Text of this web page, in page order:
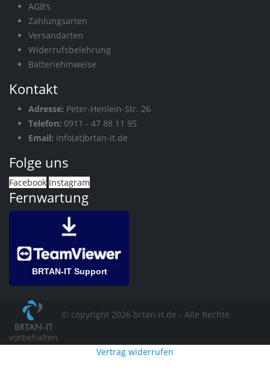
AGB’s
Zahlungsarten
Versandarten
Widerrufsbelehrung
Batteriehinweise
Kontakt
Adresse: Peter-Henlein-Str. 26
Telefon: 0911 - 47 88 11 95
Email: info(at)brtan-it.de
Folge uns
Facebook Instagram
Fernwartung
BRTAN-IT Support
© copyright 2026 brtan-it.de - Alle Rechte
vorbehalten.
Vertrag widerrufen